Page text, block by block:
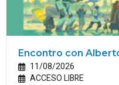
Encontro con
11/08/2026
ACCESO LIBRE